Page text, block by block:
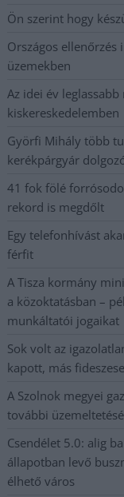
Ön szerint hogy
Országos
üzemekben
Az idei év
kiskereskedelemben
Györfi Mihály több
kerékpárgyár
41 fok fölé
rekord is megdőlt
Egy telefonhívást
férfit
A Tisza kormány
a közoktatásban –
munkáltatói jogaikat
Sok volt az
kapott, más
A Szolnok megyei
további
Csendélet 5.0: alig
állapotban levő
élhető város